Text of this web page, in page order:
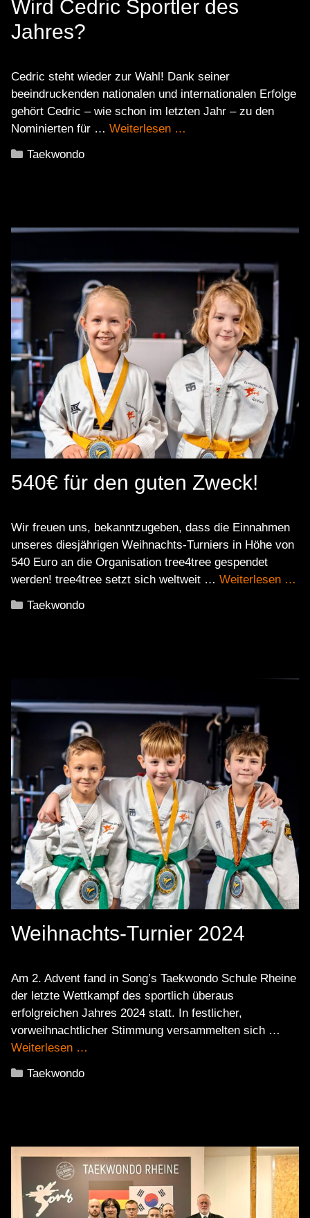
Wird Cedric Sportler des
Jahres?
Cedric steht wieder zur Wahl! Dank seiner
beeindruckenden nationalen und internationalen Erfolge
gehört Cedric – wie schon im letzten Jahr – zu den
Nominierten für … Weiterlesen …
Kategorien
Taekwondo
540€ für den guten Zweck!
Wir freuen uns, bekanntzugeben, dass die Einnahmen
unseres diesjährigen Weihnachts-Turniers in Höhe von
540 Euro an die Organisation tree4tree gespendet
werden! tree4tree setzt sich weltweit … Weiterlesen …
Kategorien
Taekwondo
Weihnachts-Turnier 2024
Am 2. Advent fand in Song’s Taekwondo Schule Rheine
der letzte Wettkampf des sportlich überaus
erfolgreichen Jahres 2024 statt. In festlicher,
vorweihnachtlicher Stimmung versammelten sich …
Weiterlesen …
Kategorien
Taekwondo